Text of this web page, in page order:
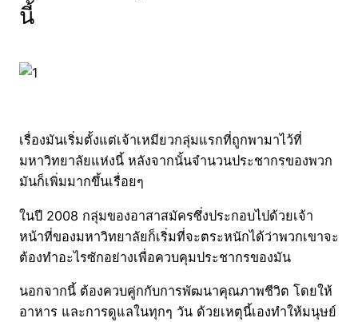
นี้
เรื่องมันเริ่มตั้งแต่เจ้าเหมียวกลุ่มแรกที่ถูกพามาไว้ที่
มหาวิทยาลัยแห่งนี้ หลังจากนั้นจำนวนประชากรของพวก
มันก็เพิ่มมากขึ้นเรื่อยๆ
ในปี 2008 กลุ่มของอาสาสมัครซึ่งประกอบไปด้วยเจ้า
หน้าที่ของมหาวิทยาลัยก็เริ่มที่จะตระหนักได้ว่าพวกเขาจะ
ต้องทำอะไรซักอย่างเพื่อควบคุมประชากรของมัน
นอกจากนี้ ต้องควบคู่กกับการพัฒนาคุณภาพชีวิต โดยให้
อาหาร และการดูแลในทุกๆ วัน ด้วยเหตุนี้เองทำให้มนุษย์